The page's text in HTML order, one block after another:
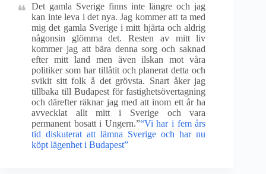
Det gamla Sverige finns inte längre och jag
kan inte leva i det nya. Jag kommer att ta med
mig det gamla Sverige i mitt hjärta och aldrig
någonsin glömma det. Resten av mitt liv
kommer jag att bära denna sorg och saknad
efter mitt land men även ilskan mot våra
politiker som har tillåtit och planerat detta och
svikit sitt folk å det grövsta. Snart åker jag
tillbaka till Budapest för fastighetsövertagning
och därefter räknar jag med att inom ett år ha
avvecklat allt mitt i Sverige och vara
permanent bosatt i Ungern.”“Vi har i fem års
tid diskuterat att lämna Sverige och har nu
köpt lägenhet i Budapest”